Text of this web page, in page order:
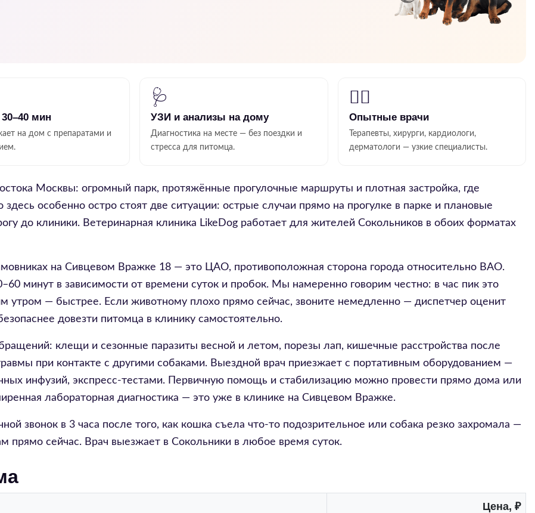
мин
на дом с препаратами и
🩺
УЗИ и анализы на дому
Диагностика на месте — без поездки и
стресса для питомца.
👨‍⚕️
Опытные врачи
Терапевты, хирурги, кардиологи,
дерматологи — узкие специалисты.
Москвы: огромный парк, протяжённые прогулочные маршруты и плотная застройка, где
особенно остро стоят две ситуации: острые случаи прямо на прогулке в парке и плановые
до клиники. Ветеринарная клиника LikeDog работает для жителей Сокольников в обоих форматах
на Сивцевом Вражке 18 — это ЦАО, противоположная сторона города относительно ВАО.
минут в зависимости от времени суток и пробок. Мы намеренно говорим честно: в час пик это
— быстрее. Если животному плохо прямо сейчас, звоните немедленно — диспетчер оценит
довезти питомца в клинику самостоятельно.
клещи и сезонные паразиты весной и летом, порезы лап, кишечные расстройства после
при контакте с другими собаками. Выездной врач приезжает с портативным оборудованием —
инфузий, экспресс-тестами. Первичную помощь и стабилизацию можно провести прямо дома или
лабораторная диагностика — это уже в клинике на Сивцевом Вражке.
звонок в 3 часа после того, как кошка съела что-то подозрительное или собака резко захромала —
прямо сейчас. Врач выезжает в Сокольники в любое время суток.
Цена, ₽